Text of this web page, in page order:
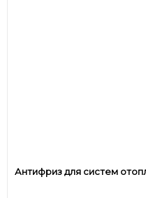
Антифриз для систем